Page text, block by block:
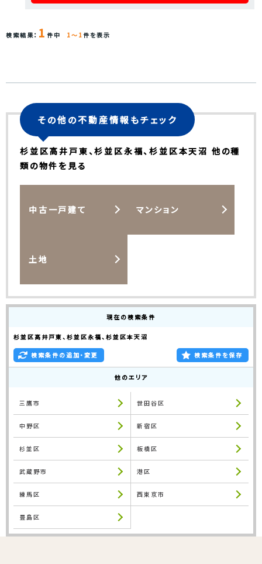
検索結果： 1 件中 1～1件を表示
その他の不動産情報もチェック
杉並区高井戸東、杉並区永福、杉並区本天沼 他の種
類の物件を見る
中古一戸建て マンション
土地
現在の検索条件
杉並区高井戸東、杉並区永福、杉並区本天沼
検索条件の追加・変更 検索条件を保存
他のエリア
三鷹市 世田谷区
中野区 新宿区
杉並区 板橋区
武蔵野市 港区
練馬区 西東京市
豊島区